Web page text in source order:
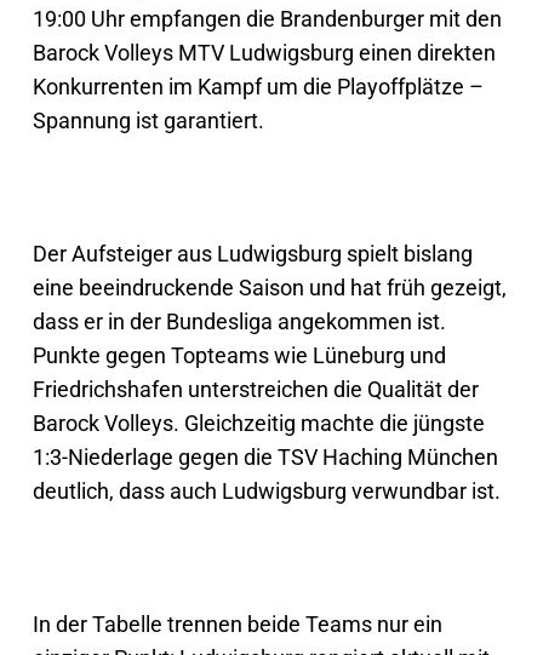
19:00 Uhr empfangen die Brandenburger mit den
Barock Volleys MTV Ludwigsburg einen direkten
Konkurrenten im Kampf um die Playoffplätze –
Spannung ist garantiert.
Der Aufsteiger aus Ludwigsburg spielt bislang
eine beeindruckende Saison und hat früh gezeigt,
dass er in der Bundesliga angekommen ist.
Punkte gegen Topteams wie Lüneburg und
Friedrichshafen unterstreichen die Qualität der
Barock Volleys. Gleichzeitig machte die jüngste
1:3-Niederlage gegen die TSV Haching München
deutlich, dass auch Ludwigsburg verwundbar ist.
In der Tabelle trennen beide Teams nur ein